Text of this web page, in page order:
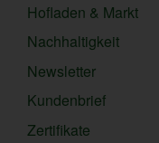
Hofladen & Markt
Nachhaltigkeit
Newsletter
Kundenbrief
Zertifikate